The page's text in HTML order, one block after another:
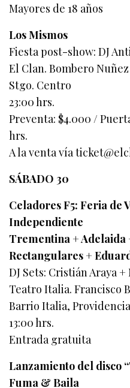
Mayores de 18 años
Los Mismos
Fiesta post-show: DJ
El Clan. Bombero
Stgo. Centro
23:00 hrs.
Preventa: $4.000 /
hrs.
A la venta vía
SÁBADO 30
Celadores F5: Feria de
Independiente
Trementina + Adelaida
Rectangulares +
DJ Sets: Cristián Araya
Teatro Italia. Francisco
Barrio Italia,
13:00 hrs.
Entrada gratuita
Lanzamiento del disco
Fuma & Baila